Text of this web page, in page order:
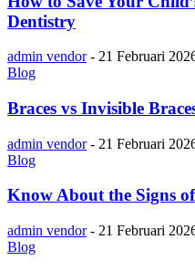
Dentistry
admin vendor - 21 Februari
Blog
Braces vs Invisible
admin vendor - 21 Februari
Blog
Know About the Signs
admin vendor - 21 Februari
Blog